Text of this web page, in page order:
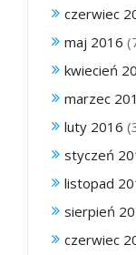
czerwiec
maj 2016
kwiecień
marzec
luty 2016
styczeń
listopad
sierpień
czerwiec